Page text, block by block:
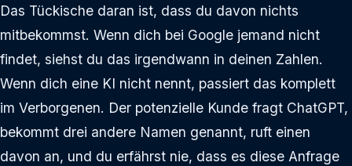
Das Tückische daran ist, dass du davon nichts
mitbekommst. Wenn dich bei Google jemand nicht
findet, siehst du das irgendwann in deinen Zahlen.
Wenn dich eine KI nicht nennt, passiert das komplett
im Verborgenen. Der potenzielle Kunde fragt ChatGPT,
bekommt drei andere Namen genannt, ruft einen
davon an, und du erfährst nie, dass es diese Anfrage